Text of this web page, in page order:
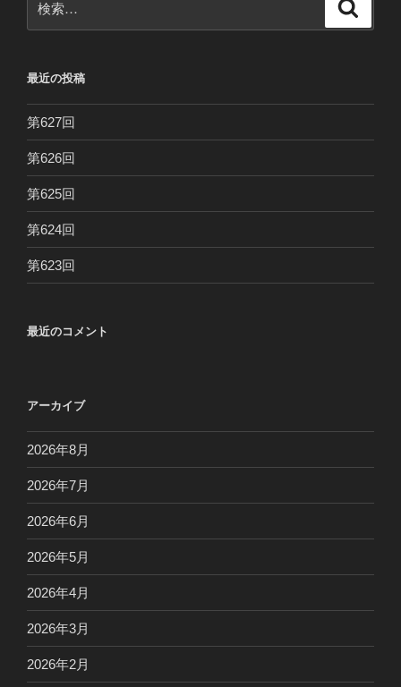
索:
最近の投稿
第627回
第626回
第625回
第624回
第623回
最近のコメント
アーカイブ
2026年8月
2026年7月
2026年6月
2026年5月
2026年4月
2026年3月
2026年2月